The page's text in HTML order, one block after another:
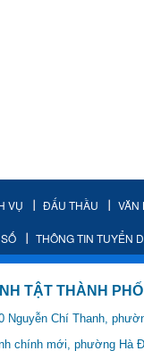
VỤ ĐẤU THẦU VĂN
THÔNG TIN TUYỂN
THÀNH PHỐ
Chí Thanh,
Hà Đông,